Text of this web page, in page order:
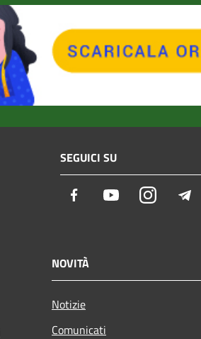
SEGUICI SU
Facebook YoutubeInstagram
NOVITÀ
Notizie
Comunicati